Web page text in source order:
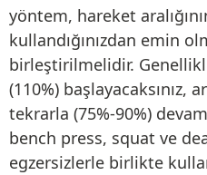
yöntem, hareket
kullandığınızdan emin
birleştirilmelidir.
(110%) başlayacaksınız,
tekrarla (75%-90%)
bench press, squat ve
egzersizlerle birlikte